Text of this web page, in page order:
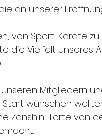
an unserer
von Sport-Karate
die Vielfalt unseres
Mitgliedern
wünschen
Zanshin-Torte von